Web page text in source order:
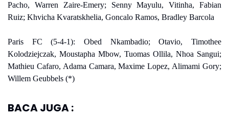
Pacho, Warren Zaire-Emery; Senny Mayulu, Vitinha, Fabian
Ruiz; Khvicha Kvaratskhelia, Goncalo Ramos, Bradley Barcola
Paris FC (5-4-1): Obed Nkambadio; Otavio, Timothee
Kolodziejczak, Moustapha Mbow, Tuomas Ollila, Nhoa Sangui;
Mathieu Cafaro, Adama Camara, Maxime Lopez, Alimami Gory;
Willem Geubbels (*)
BACA JUGA :